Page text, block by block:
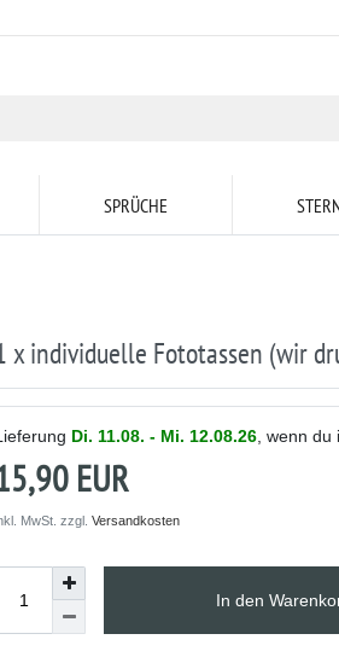
SPRÜCHE
x individuelle Fototassen (wir
Di. 11.08. - Mi. 12.08.26, wenn du
EUR
MwSt. zzgl. Versandkosten
In den